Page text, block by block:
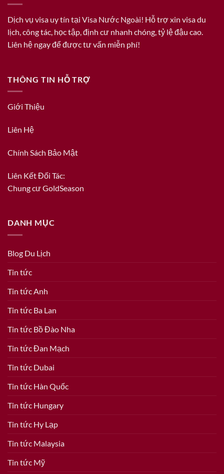
Dịch vụ visa uy tín tại Visa Nước Ngoài! Hỗ trợ xin visa du
lịch, công tác, học tập, định cư nhanh chóng, tỷ lệ đậu cao.
Liên hệ ngay để được tư vấn miễn phí!
THÔNG TIN HỖ TRỢ
Giới Thiệu
Liên Hệ
Chính Sách Bảo Mật
Liên Kết Đối Tác:
Chung cư GoldSeason
DANH MỤC
Blog Du Lịch
Tin tức
Tin tức Anh
Tin tức Ba Lan
Tin tức Bồ Đào Nha
Tin tức Đan Mạch
Tin tức Dubai
Tin tức Hàn Quốc
Tin tức Hungary
Tin tức Hy Lạp
Tin tức Malaysia
Tin tức Mỹ